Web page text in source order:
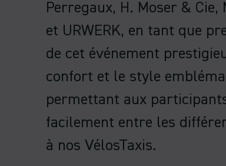
Perregaux, H. Moser & Cie,
et URWERK, en tant que
de cet événement
confort et le style
permettant aux
facilement entre les
à nos VélosTaxis.